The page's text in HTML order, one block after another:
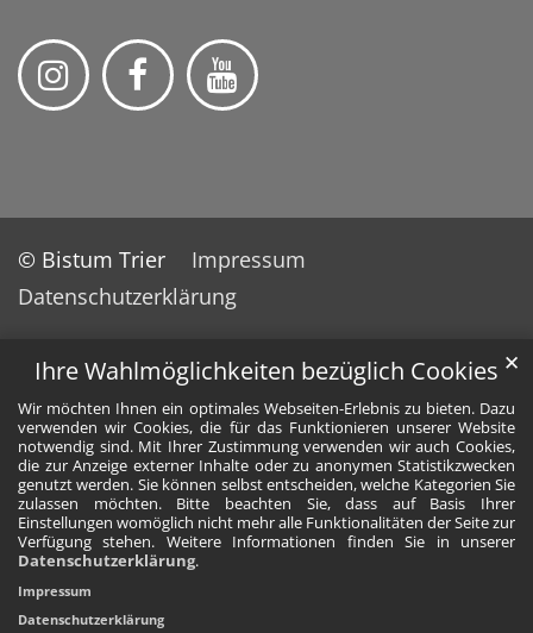
Ihre Wahlmöglichkeiten bezüglich Cookies
Wir möchten Ihnen ein optimales Webseiten-Erlebnis zu bieten. Dazu
verwenden wir Cookies, die für das Funktionieren unserer Website
notwendig sind. Mit Ihrer Zustimmung verwenden wir auch Cookies,
die zur Anzeige externer Inhalte oder zu anonymen Statistikzwecken
genutzt werden. Sie können selbst entscheiden, welche Kategorien Sie
zulassen möchten. Bitte beachten Sie, dass auf Basis Ihrer
Einstellungen womöglich nicht mehr alle Funktionalitäten der Seite zur
Verfügung stehen. Weitere Informationen finden Sie in unserer
Datenschutzerklärung.
✕
Impressum
Datenschutzerklärung
© Bistum Trier
Impressum
Datenschutzerklärung